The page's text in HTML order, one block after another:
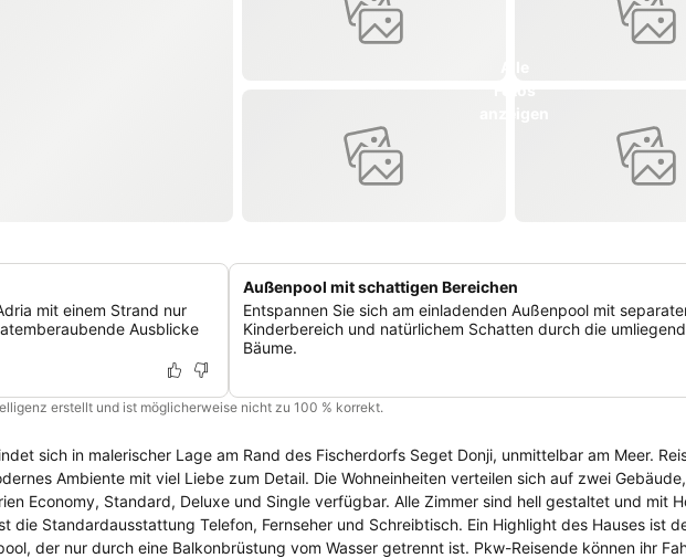
mit einem Strand nur
Ausblicke
Außenpool mit schattigen Bereichen
Entspannen Sie sich am einladenden Außenpool mit
Kinderbereich und natürlichem Schatten durch die
Bäume.
erstellt und ist möglicherweise nicht zu 100 % korrekt.
sich in malerischer Lage am Rand des Fischerdorfs Seget Donji, unmittelbar am Meer.
Detail. Die Wohneinheiten verteilen sich auf zwei Gebäude, sind mit
Economy, Standard, Deluxe und Single verfügbar. Alle Zimmer sind hell gestaltet und mit
Telefon, Fernseher und Schreibtisch. Ein Highlight des Hauses ist der
der nur durch eine Balkonbrüstung vom Wasser getrennt ist. Pkw-Reisende können ihr